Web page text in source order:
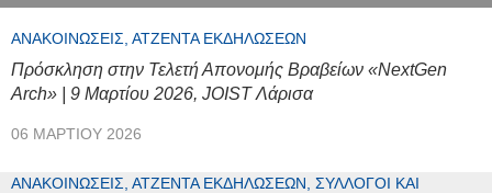
ΑΝΑΚΟΙΝΏΣΕΙΣ, ΑΤΖΈΝΤΑ ΕΚΔΗΛΏΣΕΩΝ
Πρόσκληση στην Τελετή Απονομής Βραβείων «NextGen
Arch» | 9 Μαρτίου 2026, JOIST Λάρισα
06 ΜΑΡΤΊΟΥ 2026
ΑΝΑΚΟΙΝΏΣΕΙΣ, ΑΤΖΈΝΤΑ ΕΚΔΗΛΏΣΕΩΝ, ΣΎΛΛΟΓΟΙ ΚΑΙ